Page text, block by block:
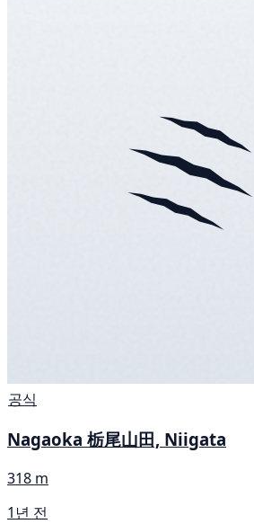
공식
Nagaoka 栃尾山田, Niigata
318 m
1년 전